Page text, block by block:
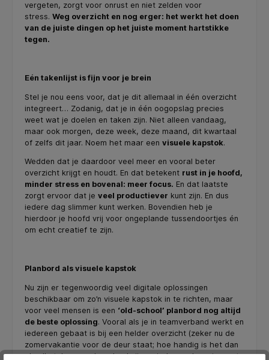
vergeten, zorgt voor onrust en niet zelden voor
stress. Weg overzicht en nog erger: het werkt het doen
van de juiste dingen op het juiste moment hartstikke
tegen.
Eén takenlijst is fijn voor je brein
Stel je nou eens voor, dat je dit allemaal in één overzicht
integreert… Zodanig, dat je in één oogopslag precies
weet wat je doelen en taken zijn. Niet alleen vandaag,
maar ook morgen, deze week, deze maand, dit kwartaal
of zelfs dit jaar. Noem het maar een visuele kapstok.
Wedden dat je daardoor veel meer en vooral beter
overzicht krijgt en houdt. En dat betekent rust in je hoofd,
minder stress en bovenal: meer focus. En dat laatste
zorgt ervoor dat je veel productiever kunt zijn. En dus
iedere dag slimmer kunt werken. Bovendien heb je
hierdoor je hoofd vrij voor ongeplande tussendoortjes én
om echt creatief te zijn.
Planbord als visuele kapstok
Nu zijn er tegenwoordig veel digitale oplossingen
beschikbaar om zo’n visuele kapstok in te richten, maar
voor veel mensen is een ‘old-school’ planbord nog altijd
de beste oplossing. Vooral als je in teamverband werkt en
iedereen gebaat is bij een helder overzicht (zeker nu de
zomervakantie voor de deur staat; hoe handig is het dan
als alle taken goed gepland zijn en iedereen kan zien wat